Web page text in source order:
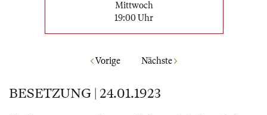
Mittwoch
19:00 Uhr
Vorige Nächste
BESETZUNG | 24.01.1923